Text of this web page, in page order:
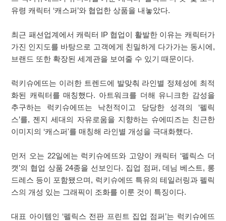
유령 캐릭터 ‘캐스퍼’와 협업한 상품을 내놓았다.
최근 패션업계에서 캐릭터 IP 협업이 활발한 이유는 캐릭터가
가진 인지도를 바탕으로 고객에게 친밀하게 다가가는 동시에,
브랜드 또한 확장된 세계관을 보여줄 수 있기 때문이다.
럭키슈에뜨는 이러한 트렌드에 발맞춰 라인별 정체성에 최적
화된 캐릭터를 매칭했다. 아트워크를 더해 유니크한 감성을
추구하는 럭키슈에뜨는 낙천적이고 당당한 성격의 ‘펠릭
스’를, 젠지 세대의 자유로움을 지향하는 슈에띠즈는 친근한
이미지의 ‘캐스퍼'를 매칭해 라인별 개성을 극대화했다.
먼저 오는 22일에는 럭키슈에뜨와 고양이 캐릭터 ‘펠릭스 더
캣’의 협업 상품 24종을 선보인다. 집업 점퍼, 데님 베스트, 롱
드레스 등이 포함됐으며, 럭키슈에뜨 특유의 테일러링과 펠릭
스의 개성 있는 그래픽이 조화를 이룬 것이 특징이다.
대표 아이템인 ‘펠릭스 전판 프린트 집업 점퍼’는 럭키슈에뜨